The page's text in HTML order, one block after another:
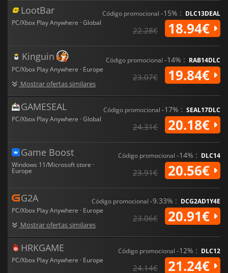
LootBar
PC/Xbox Play Anywhere · Global
Código promocional -15% : DLC13DEAL
22.28€ 18.94€
Kinguin
PC/Xbox Play Anywhere · Europe
Mostrar ofertas similares
Código promocional -14% : RAB14DLC
23.07€ 19.84€
GAMESEAL
PC/Xbox Play Anywhere · Global
Código promocional -17% : SEAL17DLC
24.31€ 20.18€
Game Boost
Windows 11/Microsoft store ·
Europe
Código promocional -14% : DLC14
23.91€ 20.56€
G2A
PC/Xbox Play Anywhere · Europe
Mostrar ofertas similares
Código promocional -9.33% : DCG2AD1Y4E
23.06€ 20.91€
HRKGAME
PC/Xbox Play Anywhere · Europe
Código promocional -12% : DLC12
24.14€ 21.24€